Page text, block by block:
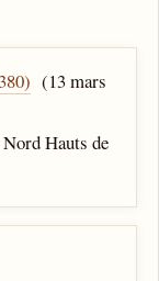
(13 mars
Hauts de